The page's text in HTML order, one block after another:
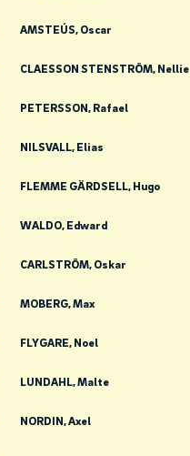
AMSTEÚS, Oscar
CLAESSON STENSTRÖM, Nellie
PETERSSON, Rafael
NILSVALL, Elias
FLEMME GÄRDSELL, Hugo
WALDO, Edward
CARLSTRÖM, Oskar
MOBERG, Max
FLYGARE, Noel
LUNDAHL, Malte
NORDIN, Axel